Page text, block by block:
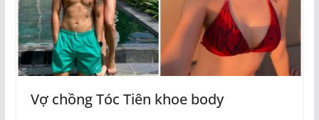
Vợ chồng Tóc Tiên khoe body